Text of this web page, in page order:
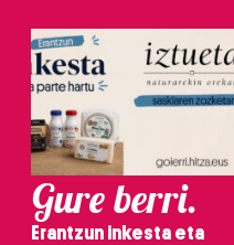
Gure berri.
Erantzun inkesta eta